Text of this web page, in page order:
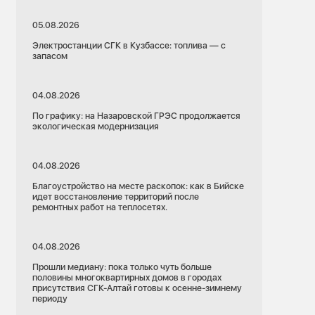
05.08.2026
Электростанции СГК в Кузбассе: топлива — с
запасом
04.08.2026
По графику: на Назаровской ГРЭС продолжается
экологическая модернизация
04.08.2026
Благоустройство на месте раскопок: как в Бийске
идет восстановление территорий после
ремонтных работ на теплосетях.
04.08.2026
Прошли медиану: пока только чуть больше
половины многоквартирных домов в городах
присутствия СГК-Алтай готовы к осенне-зимнему
периоду